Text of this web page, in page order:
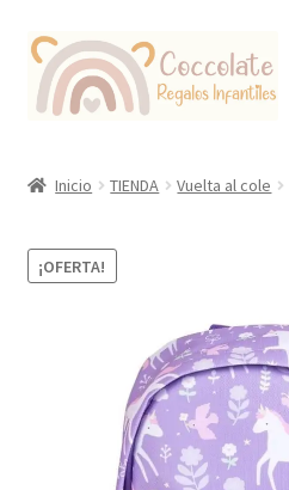
Ir
la
Ir
contenido
Inicio TIENDA Vuelta al cole
¡OFERTA!